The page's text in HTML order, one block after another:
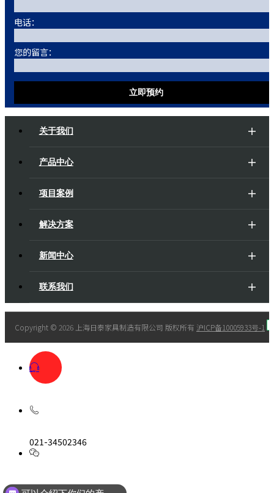
电话：
您的留言：
立即预约
关于我们
产品中心
项目案例
解决方案
新闻中心
联系我们
Copyright © 2026 上海日泰家具制造有限公司 版权所有 沪ICP备10005933号-1
021-34502346